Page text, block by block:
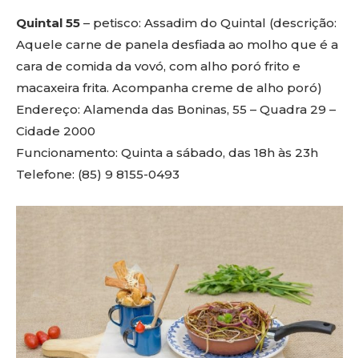
Quintal 55 – petisco: Assadim do Quintal (descrição:
Aquele carne de panela desfiada ao molho que é a
cara de comida da vovó, com alho poró frito e
macaxeira frita. Acompanha creme de alho poró)
Endereço: Alamenda das Boninas, 55 – Quadra 29 –
Cidade 2000
Funcionamento: Quinta a sábado, das 18h às 23h
Telefone: (85) 9 8155-0493